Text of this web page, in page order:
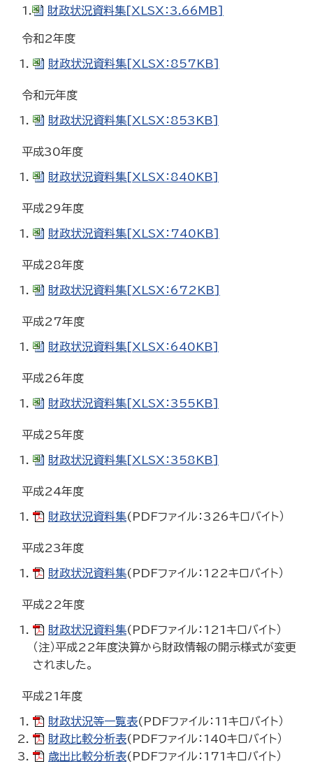
1. 財政状況資料集[XLSX：3.66MB]
令和2年度
財政状況資料集[XLSX：857KB]
令和元年度
財政状況資料集[XLSX：853KB]
平成30年度
財政状況資料集[XLSX：840KB]
平成29年度
財政状況資料集[XLSX：740KB]
平成28年度
財政状況資料集[XLSX：672KB]
平成27年度
財政状況資料集[XLSX：640KB]
平成26年度
財政状況資料集[XLSX：355KB]
平成25年度
財政状況資料集[XLSX：358KB]
平成24年度
財政状況資料集(PDFファイル：326キロバイト）
平成23年度
財政状況資料集(PDFファイル：122キロバイト）
平成22年度
財政状況資料集(PDFファイル：121キロバイト）
（注）平成22年度決算から財政情報の開示様式が変更
されました。
平成21年度
財政状況等一覧表(PDFファイル：11キロバイト）
財政比較分析表(PDFファイル：140キロバイト）
歳出比較分析表(PDFファイル：171キロバイト）